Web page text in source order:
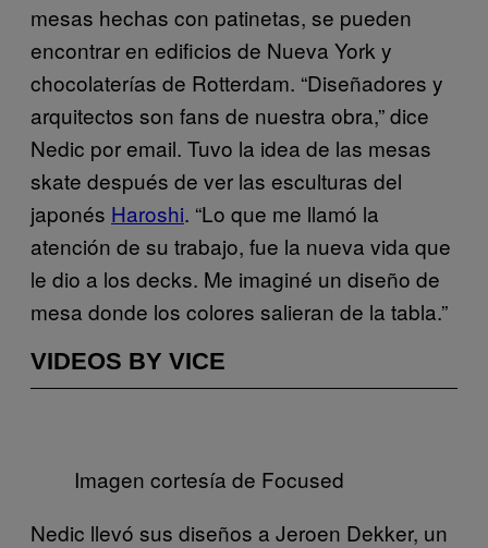
mesas hechas con patinetas, se pueden
encontrar en edificios de Nueva York y
chocolaterías de Rotterdam. “Diseñadores y
arquitectos son fans de nuestra obra,” dice
Nedic por email. Tuvo la idea de las mesas
skate después de ver las esculturas del
japonés Haroshi. “Lo que me llamó la
atención de su trabajo, fue la nueva vida que
le dio a los decks. Me imaginé un diseño de
mesa donde los colores salieran de la tabla.”
VIDEOS BY VICE
Imagen cortesía de Focused
Nedic llevó sus diseños a Jeroen Dekker, un